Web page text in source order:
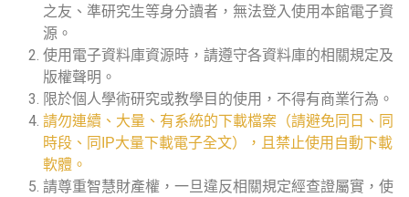
之友、準研究生等身分讀者，無法登入使用本館電子資
源。
使用電子資料庫資源時，請遵守各資料庫的相關規定及
版權聲明。
限於個人學術研究或教學目的使用，不得有商業行為。
請勿連續、大量、有系統的下載檔案（請避免同日、同
時段、同IP大量下載電子全文），且禁止使用自動下載
軟體。
請尊重智慧財產權，一旦違反相關規定經查證屬實，使